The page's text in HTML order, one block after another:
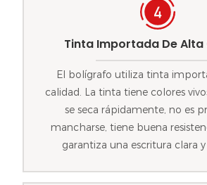
Tinta Importada De
El bolígrafo utiliza tinta
calidad. La tinta tiene colores
se seca rápidamente, no es
mancharse, tiene buena
garantiza una escritura clara y